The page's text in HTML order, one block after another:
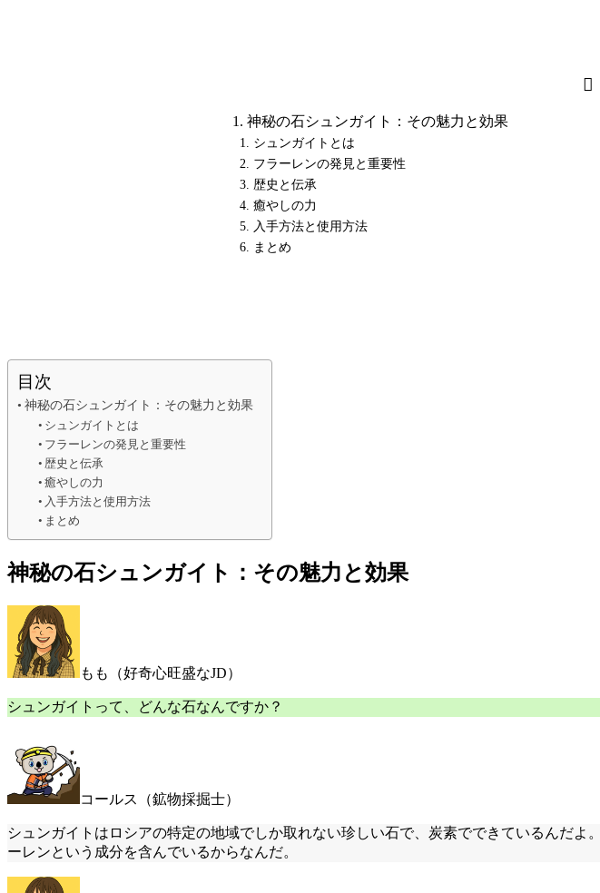
神秘の石シュンガイト：その魅力と効果
シュンガイトとは
フラーレンの発見と重要性
歴史と伝承
癒やしの力
入手方法と使用方法
まとめ
目次
神秘の石シュンガイト：その魅力と効果
シュンガイトとは
フラーレンの発見と重要性
歴史と伝承
癒やしの力
入手方法と使用方法
まとめ
神秘の石シュンガイト：その魅力と効果
もも（好奇心旺盛なJD）
シュンガイトって、どんな石なんですか？
コールス（鉱物採掘士）
シュンガイトはロシアの特定の地域でしか取れない珍しい石で、炭素でできているんだ
ーレンという成分を含んでいるからなんだ。